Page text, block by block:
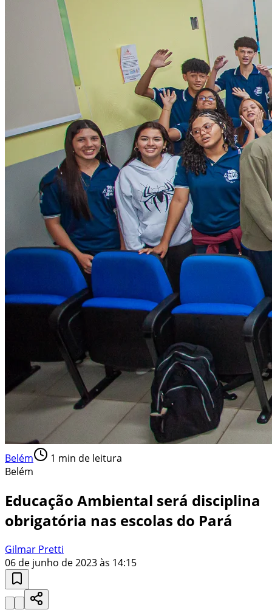
Belém 1 min de leitura
Belém
Educação Ambiental será disciplina
obrigatória nas escolas do Pará
Gilmar Pretti
06 de junho de 2023 às 14:15